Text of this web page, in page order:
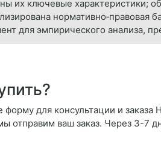
их ключевые характеристики;
нормативно‑правовая
для эмпирического анализа,
форму для консультации и заказа
отправим ваш заказ. Через 3-7